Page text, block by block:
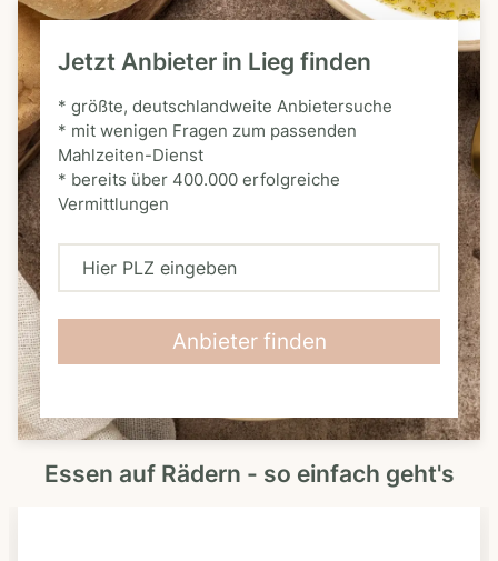
Jetzt Anbieter in Lieg finden
* größte, deutschlandweite Anbietersuche
* mit wenigen Fragen zum passenden
Mahlzeiten-Dienst
* bereits über 400.000 erfolgreiche
Vermittlungen
H
L
Z
Anbieter finden
Essen auf Rädern - so einfach geht's